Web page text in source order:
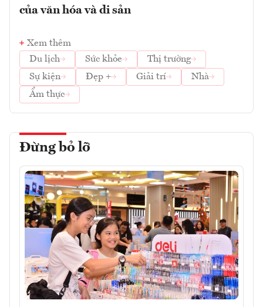
của văn hóa và di sản
Xem thêm
Du lịch
Sức khỏe
Thị trường
Sự kiện
Đẹp + Giải trí
Nhà
Ẩm thực
Đừng bỏ lỡ